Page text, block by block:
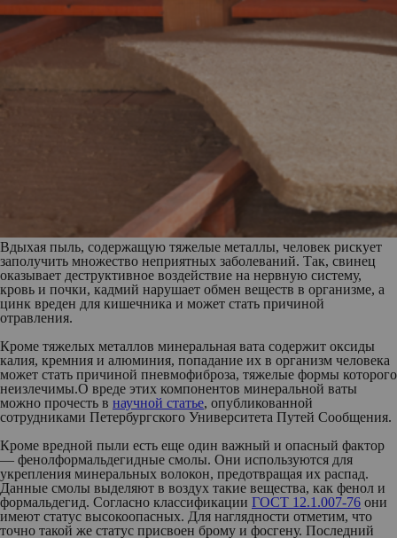
Вдыхая пыль, содержащую тяжелые металлы, человек рискует
заполучить множество неприятных заболеваний. Так, свинец
оказывает деструктивное воздействие на нервную систему,
кровь и почки, кадмий нарушает обмен веществ в организме, а
цинк вреден для кишечника и может стать причиной
отравления.
Кроме тяжелых металлов минеральная вата содержит оксиды
калия, кремния и алюминия, попадание их в организм человека
может стать причиной пневмофиброза, тяжелые формы которого
неизлечимы.О вреде этих компонентов минеральной ваты
можно прочесть в научной статье, опубликованной
сотрудниками Петербургского Университета Путей Сообщения.
Кроме вредной пыли есть еще один важный и опасный фактор
— фенолформальдегидные смолы. Они используются для
укрепления минеральных волокон, предотвращая их распад.
Данные смолы выделяют в воздух такие вещества, как фенол и
формальдегид. Согласно классификации ГОСТ 12.1.007-76 они
имеют статус высокоопасных. Для наглядности отметим, что
точно такой же статус присвоен брому и фосгену. Последний